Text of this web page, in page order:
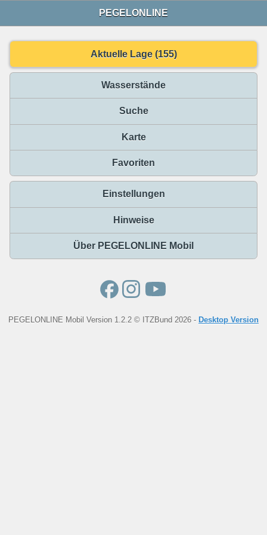
PEGELONLINE
Aktuelle Lage (155)
Wasserstände
Suche
Karte
Favoriten
Einstellungen
Hinweise
Über PEGELONLINE Mobil
PEGELONLINE Mobil Version 1.2.2 © ITZBund 2026 - Desktop Version